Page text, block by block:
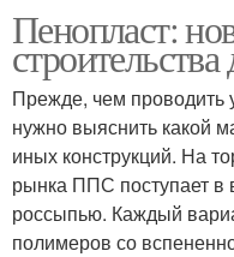
Пенопласт:
Прежде, чем проводить
нужно выяснить какой
иных конструкций. На
рынка ППС поступает в
россыпью. Каждый
полимеров со